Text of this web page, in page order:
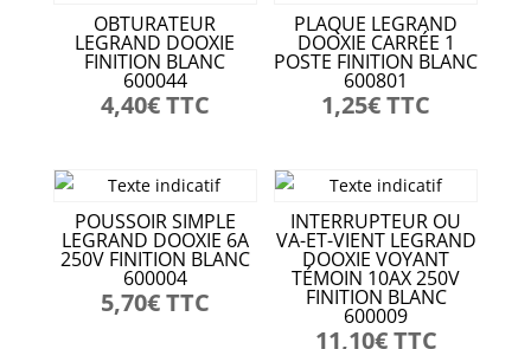
OBTURATEUR
LEGRAND DOOXIE
FINITION BLANC
600044
4,40€TTC
PLAQUE LEGRAND
DOOXIE CARRÉE 1
POSTE FINITION BLANC
600801
1,25€TTC
POUSSOIR SIMPLE
LEGRAND DOOXIE 6A
250V FINITION BLANC
600004
5,70€TTC
INTERRUPTEUR OU
VA-ET-VIENT LEGRAND
DOOXIE VOYANT
TÉMOIN 10AX 250V
FINITION BLANC
600009
11,10€TTC